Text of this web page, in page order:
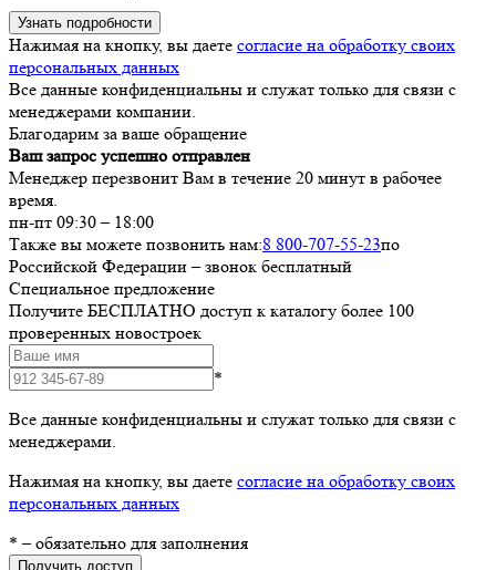
Узнать подробности
Нажимая на кнопку, вы даете согласие на обработку своих
персональных данных
Все данные конфиденциальны и служат только для связи с
менеджерами компании.
Благодарим за ваше обращение
Ваш запрос успешно отправлен
Менеджер перезвонит Вам в течение 20 минут в рабочее
время.
пн-пт 09:30 – 18:00
Также вы можете позвонить нам:8 800-707-55-23по
Российской Федерации – звонок бесплатный
Специальное предложение
Получите БЕСПЛАТНО доступ к каталогу более 100
проверенных новостроек
*
Все данные конфиденциальны и служат только для связи с
менеджерами.
Нажимая на кнопку, вы даете согласие на обработку своих
персональных данных
* – обязательно для заполнения
Получить доступ